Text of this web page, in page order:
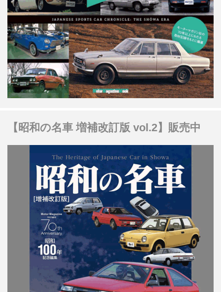
【昭和の名車 増補改訂版 vol.2】販売中